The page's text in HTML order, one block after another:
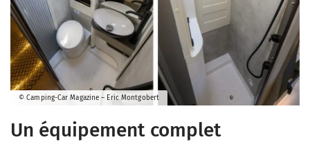
© Camping-Car Magazine – Eric Montgobert
Un équipement complet